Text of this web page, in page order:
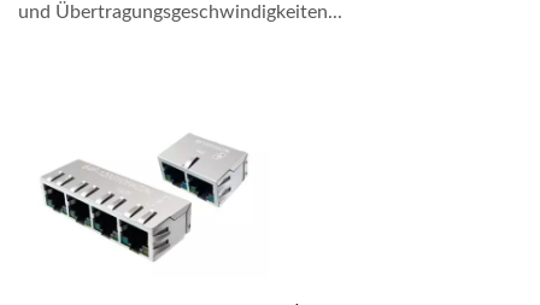
und Übertragungsgeschwindigkeiten...